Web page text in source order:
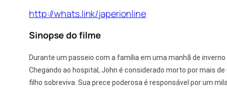
http://whats.link/japerionline
Sinopse do filme
Durante um passeio com a família em uma manhã de
Chegando ao hospital, John é considerado morto por mais
filho sobreviva. Sua prece poderosa é responsável por um